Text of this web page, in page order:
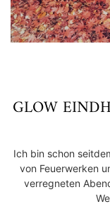
GLOW
Ich bin schon
von Feuerwerken
verregneten